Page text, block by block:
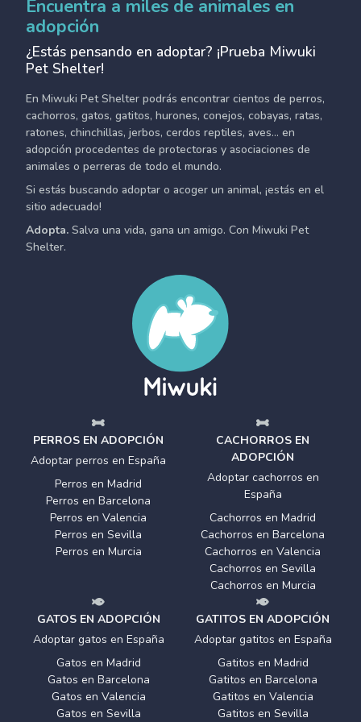
Encuentra a miles de animales en
adopción
¿Estás pensando en adoptar? ¡Prueba Miwuki
Pet Shelter!
En Miwuki Pet Shelter podrás encontrar cientos de perros,
cachorros, gatos, gatitos, hurones, conejos, cobayas, ratas,
ratones, chinchillas, jerbos, cerdos reptiles, aves... en
adopción procedentes de protectoras y asociaciones de
animales o perreras de todo el mundo.
Si estás buscando adoptar o acoger un animal, ¡estás en el
sitio adecuado!
Adopta. Salva una vida, gana un amigo. Con Miwuki Pet
Shelter.
PERROS EN ADOPCIÓN
Adoptar perros en España
Perros en Madrid
Perros en Barcelona
Perros en Valencia
Perros en Sevilla
Perros en Murcia
CACHORROS EN
ADOPCIÓN
Adoptar cachorros en
España
Cachorros en Madrid
Cachorros en Barcelona
Cachorros en Valencia
Cachorros en Sevilla
Cachorros en Murcia
GATOS EN ADOPCIÓN
Adoptar gatos en España
Gatos en Madrid
Gatos en Barcelona
Gatos en Valencia
Gatos en Sevilla
GATITOS EN ADOPCIÓN
Adoptar gatitos en España
Gatitos en Madrid
Gatitos en Barcelona
Gatitos en Valencia
Gatitos en Sevilla